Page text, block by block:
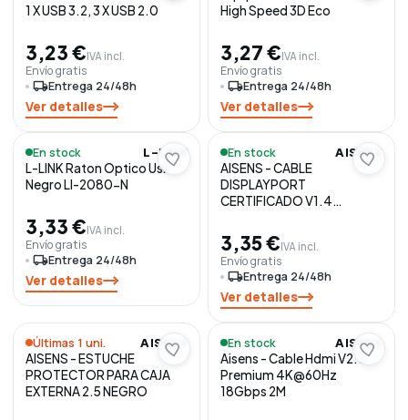
1 X USB 3.2, 3 X USB 2.0
3,23 €IVA incl.
Envío gratis
local_shippingEntrega 24/48h
Ver detalles
High Speed 3D Eco
3,27 €IVA incl.
Envío gratis
local_shippingEntrega 24/48h
Ver detalles
En stock L-LINK
L-LINK Raton Optico Usb
Negro Ll-2080-N
3,33 €IVA incl.
Envío gratis
local_shippingEntrega 24/48h
Ver detalles
En stock AISENS
AISENS - CABLE
DISPLAYPORT
CERTIFICADO V1.4
NEGRO,
3,35 €IVA incl.
Envío gratis
local_shippingEntrega 24/48h
Ver detalles
Últimas 1 uni. AISENS
AISENS - ESTUCHE
PROTECTOR PARA CAJA
EXTERNA 2.5 NEGRO
En stock AISENS
Aisens - Cable Hdmi V2.0
Premium 4K@60Hz
18Gbps 2M